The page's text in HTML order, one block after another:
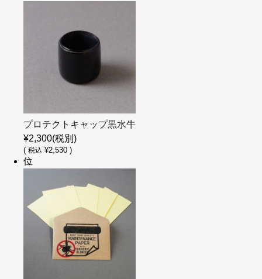
プロテクトキャップ黒水牛
¥2,300(税別)
( 税込 ¥2,530 )
位